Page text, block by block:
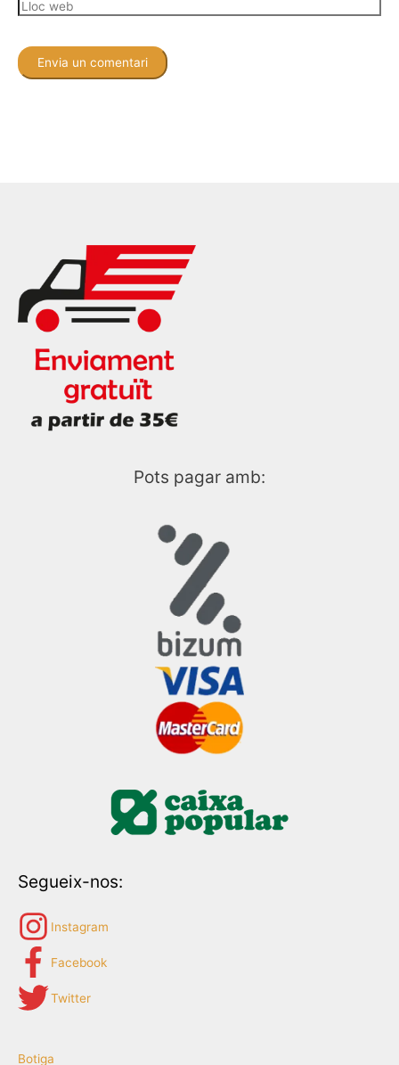
Lloc
Pots pagar amb:
Segueix-nos:
Instagram
Facebook
Twitter
Botiga